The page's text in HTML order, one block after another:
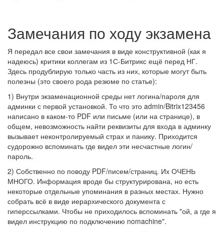
Замечания по ходу экзамена
Я передал все свои замечания в виде конструктивной (как я
надеюсь) критики коллегам из 1С-Битрикс ещё перед НГ.
Здесь продублирую только часть из них, которые могут быть
полезны (это своего рода резюме по статье):
1) Внутри экзаменационной среды нет логина/пароля для
админки с первой установкой. То что это admin/Bitrix123456
написано в каком-то PDF или письме (или на странице), в
общем, невозможность найти реквизиты для входа в админку
вызывает неконтролируемый страх и панику. Приходится
судорожно вспоминать где видел эти несчастные логин/
пароль.
2) Собственно по поводу PDF/писем/страниц. Их ОЧЕНЬ
МНОГО. Информация вроде бы структурирована, но есть
некоторые отдельные упоминания в разных местах. Нужно
собрать всё в виде иерархического документа с
гиперссылками. Чтобы не приходилось вспоминать "ой, а где я
видел инструкцию по подключению nomachine".